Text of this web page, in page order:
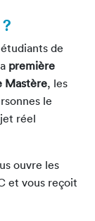
de
première
Mastère, les
le
réel
ouvre les
et vous reçoit